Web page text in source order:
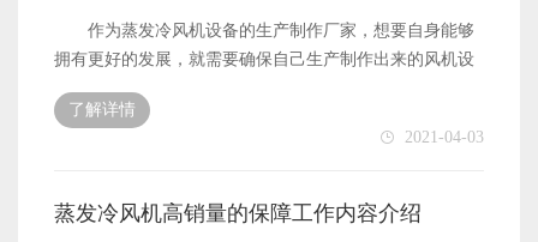
作为蒸发冷风机设备的生产制作厂家，想要自身能够
拥有更好的发展，就需要确保自己生产制作出来的风机设
备拥有不错的销量。风机设备的销量好不好，是有很多因
素在影响着的，所以作为风机设备的生产制作厂家就需要
对这些影响因素有了解之后，才能更加有效地提升风机设
够拥有高销量一点的。下面就来简单地介绍一下这是为什
了解详情
2021-04-03
蒸发冷风机高销量的保障工作内容介绍